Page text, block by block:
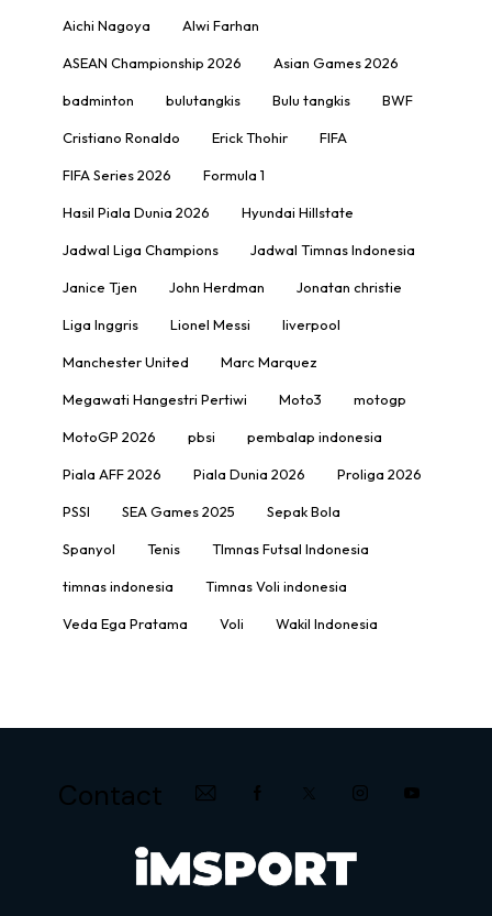
Aichi Nagoya Alwi Farhan
ASEAN Championship 2026 Asian Games 2026
badminton bulutangkis Bulu tangkis BWF
Cristiano Ronaldo Erick Thohir FIFA
FIFA Series 2026 Formula 1
Hasil Piala Dunia 2026 Hyundai Hillstate
Jadwal Liga Champions Jadwal Timnas Indonesia
Janice Tjen John Herdman Jonatan christie
Liga Inggris Lionel Messi liverpool
Manchester United Marc Marquez
Megawati Hangestri Pertiwi Moto3 motogp
MotoGP 2026 pbsi pembalap indonesia
Piala AFF 2026 Piala Dunia 2026 Proliga 2026
PSSI SEA Games 2025 Sepak Bola
Spanyol Tenis TImnas Futsal Indonesia
timnas indonesia Timnas Voli indonesia
Veda Ega Pratama Voli Wakil Indonesia
Contact